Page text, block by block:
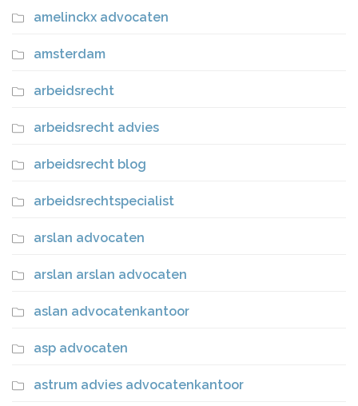
amelinckx advocaten
amsterdam
arbeidsrecht
arbeidsrecht advies
arbeidsrecht blog
arbeidsrechtspecialist
arslan advocaten
arslan arslan advocaten
aslan advocatenkantoor
asp advocaten
astrum advies advocatenkantoor